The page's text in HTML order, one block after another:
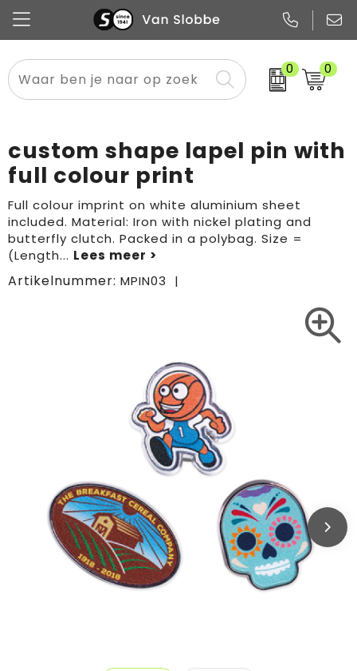
0 0
Alle categorieën
Snoep
Promo
Pennen
Notitieboekjes
Papier
Flessen
Glazen en karaffen
Merken
Meest gekozen
Sportkleding
Overig textiel
Boodschappen- en draagtassen
Sport & vrije tijd
Rugzakken
custom shape lapel pin with
full colour print
Full colour imprint on white aluminium sheet
included. Material: Iron with nickel plating and
butterfly clutch. Packed in a polybag. Size =
(Length...
Artikelnummer: MPIN03